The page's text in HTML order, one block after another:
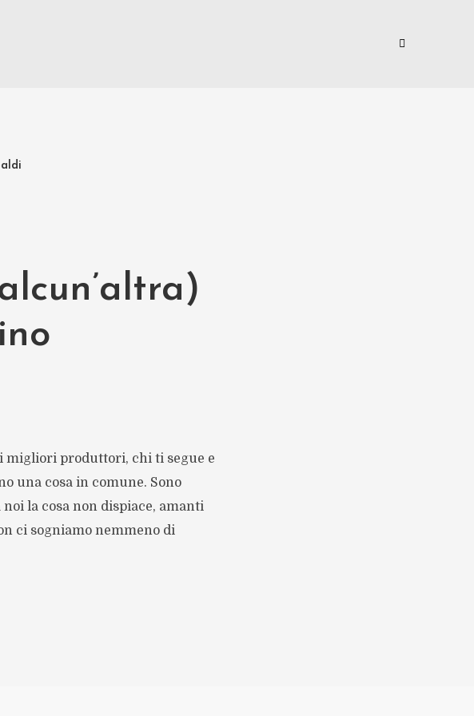
migliori produttori, chi ti segue e
una cosa in comune. Sono
la cosa non dispiace, amanti
ci sogniamo nemmeno di